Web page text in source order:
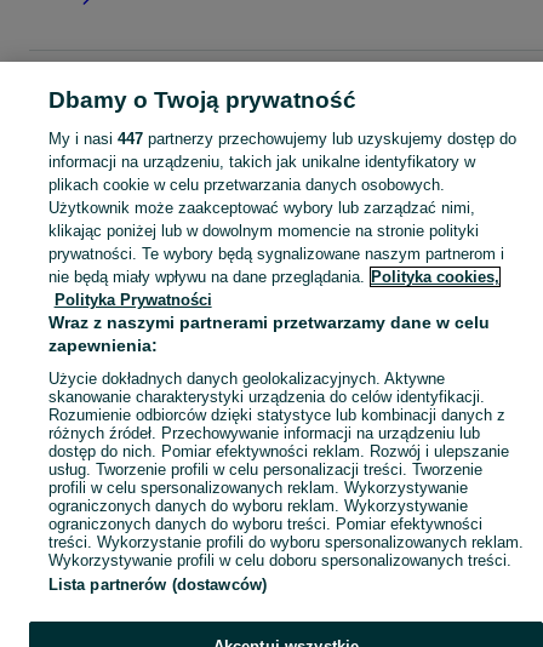
Podkarpackie
Zdalnie sterowane - Tarnobrzeg
KATEGORIA
domek ogrodowy dla dzieci,basen z kulkami,zabawki ogrodowe,zabawki
Zobacz
Mapa kategorii
Mapa miejscowości
Mapa ministron
Popularne wyszukiwania
Dbamy o Twoją prywatność
My i nasi 447partnerzy przechowujemy lub uzyskujemy dostęp do
informacji na urządzeniu, takich jak unikalne identyfikatory w
plikach cookie w celu przetwarzania danych osobowych.
Użytkownik może zaakceptować wybory lub zarządzać nimi,
klikając poniżej lub w dowolnym momencie na stronie polityki
prywatności. Te wybory będą sygnalizowane naszym partnerom i
nie będą miały wpływu na dane przeglądania. Polityka cookies,
Polityka Prywatności
Wraz z naszymi partnerami przetwarzamy dane w celu
zapewnienia:
Użycie dokładnych danych geolokalizacyjnych. Aktywne
skanowanie charakterystyki urządzenia do celów identyfikacji.
Rozumienie odbiorców dzięki statystyce lub kombinacji danych z
różnych źródeł. Przechowywanie informacji na urządzeniu lub
dostęp do nich. Pomiar efektywności reklam. Rozwój i ulepszanie
usług. Tworzenie profili w celu personalizacji treści. Tworzenie
profili w celu spersonalizowanych reklam. Wykorzystywanie
ograniczonych danych do wyboru reklam. Wykorzystywanie
ograniczonych danych do wyboru treści. Pomiar efektywności
treści. Wykorzystanie profili do wyboru spersonalizowanych reklam.
Wykorzystywanie profili w celu doboru spersonalizowanych treści.
Lista partnerów (dostawców)